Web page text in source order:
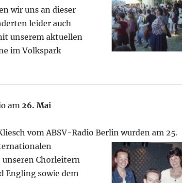
wir uns an dieser
leider auch
unserem aktuellen
im Volkspark
am26. Mai
vom ABSV-Radio Berlin wurden am 25.
Chorleitern
Engling sowie dem